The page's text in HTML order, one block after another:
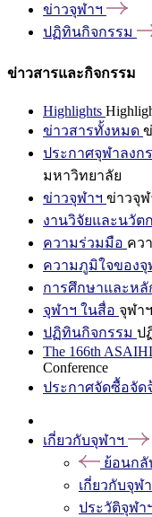
ข่าวจุฬาฯ
ปฏิทินกิจกรรม
ข่าวสารและกิจกรรม
Highlights
ข่าวสารทั้งหมด
ประกาศจุฬาลง
มหาวิทยาลัย
ข่าวจุฬาฯ ข่าวจุฬ
งานวิจัยและนวัต
ความร่วมมือ คว
ความภูมิใจของจุ
การศึกษาและหลั
จุฬาฯ ในสื่อ จุฬา
ปฏิทินกิจกรรม ป
The 166th
Conference
ประกาศจัดซื้อจัด
เกี่ยวกับจุฬาฯ
ย้อนกลั
เกี่ยวกับจุฬ
ประวัติจุฬา